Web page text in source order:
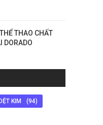
THAO CHẤT
DORADO
KIM (94)